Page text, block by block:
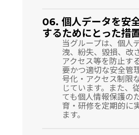
06. 個人データを安
するためにとった措
当グループは、個人
洩、紛失、毀損、改
アクセス等を防止す
要かつ適切な安全管
号化・アクセス制限
じています。また、
ても個人情報保護の
育・研修を定期的に
ます。